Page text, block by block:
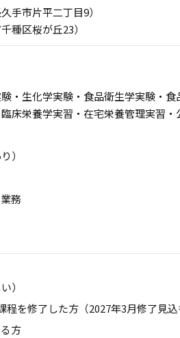
手市片平二丁目9）
種区桜が丘23）
生化学実験・食品衛生学実験・食
床栄養学実習・在宅栄養管理実習
）
務
）
を修了した方（2027年3月修了見込
方